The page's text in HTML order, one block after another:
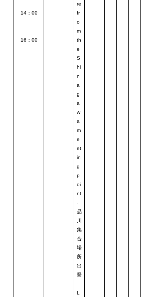
14：00
16：00
re
fr
o
m
th
e
S
hi
n
a
g
a
w
a
m
e
et
in
g
p
oi
nt
品
川
集
合
場
所
出
発
L